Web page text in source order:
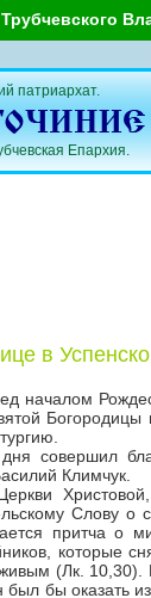
патриархат.
Епархия.
в
началом
совершил
Климчук.
Слову о
притча о
которые
(Лк.
был бы оказать